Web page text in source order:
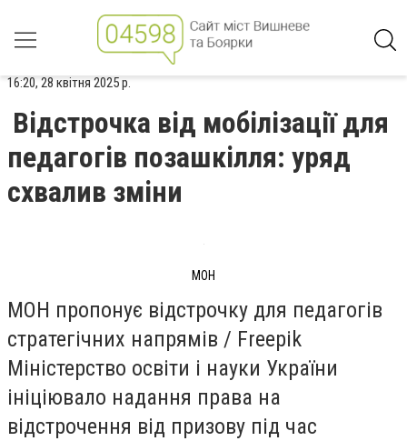
16:20, 28 квітня 2025 р.
Відстрочка від мобілізації для
педагогів позашкілля: уряд
схвалив зміни
МОН
МОН пропонує відстрочку для педагогів
стратегічних напрямів / Freepik
Міністерство освіти і науки України
ініціювало надання права на
відстрочення від призову під час